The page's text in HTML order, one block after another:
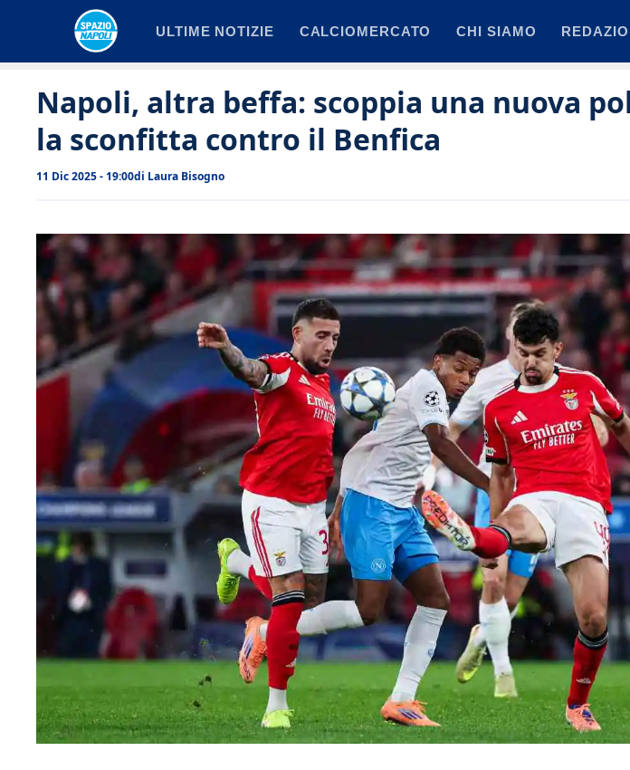
ULTIME NOTIZIE CALCIOMERCATO CHI SIAMO
Napoli, altra beffa: scoppia una nuova
la sconfitta contro il Benfica
11 Dic 2025 - 19:00di Laura Bisogno